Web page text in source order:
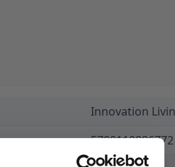
Innovation
5700110886772